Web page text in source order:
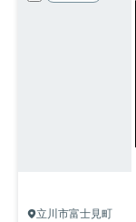
立川市富士見町